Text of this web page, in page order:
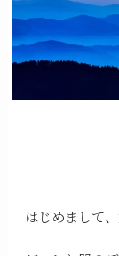
はじめまして